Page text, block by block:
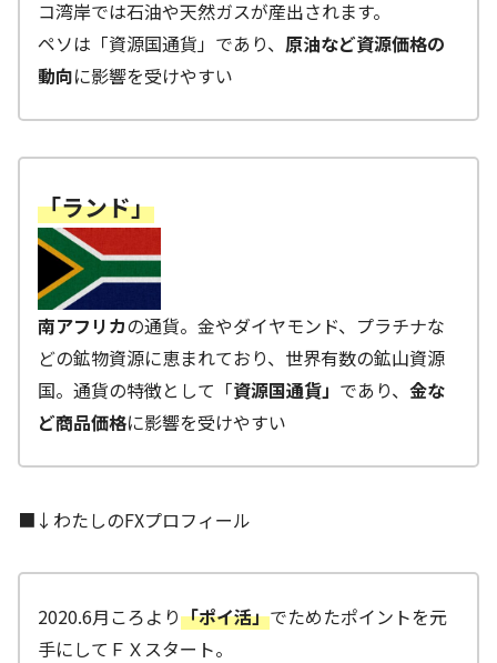
コ湾岸では石油や天然ガスが産出されます。
ペソは「資源国通貨」であり、 原油など資源価格の
動向に影響を受けやすい
「ランド」
南アフリカの通貨。金やダイヤモンド、プラチナな
どの鉱物資源に恵まれており、世界有数の鉱山資源
国。通貨の特徴として「資源国通貨」 であり、 金な
ど商品価格に影響を受けやすい
■↓わたしのFXプロフィール
2020.6月ころより「ポイ活」でためたポイントを元
手にしてＦＸスタート。